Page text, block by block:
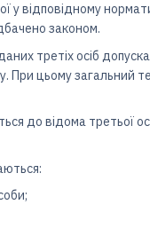
у відповідному
законом.
третіх осіб
цьому загальний
до відома третьої